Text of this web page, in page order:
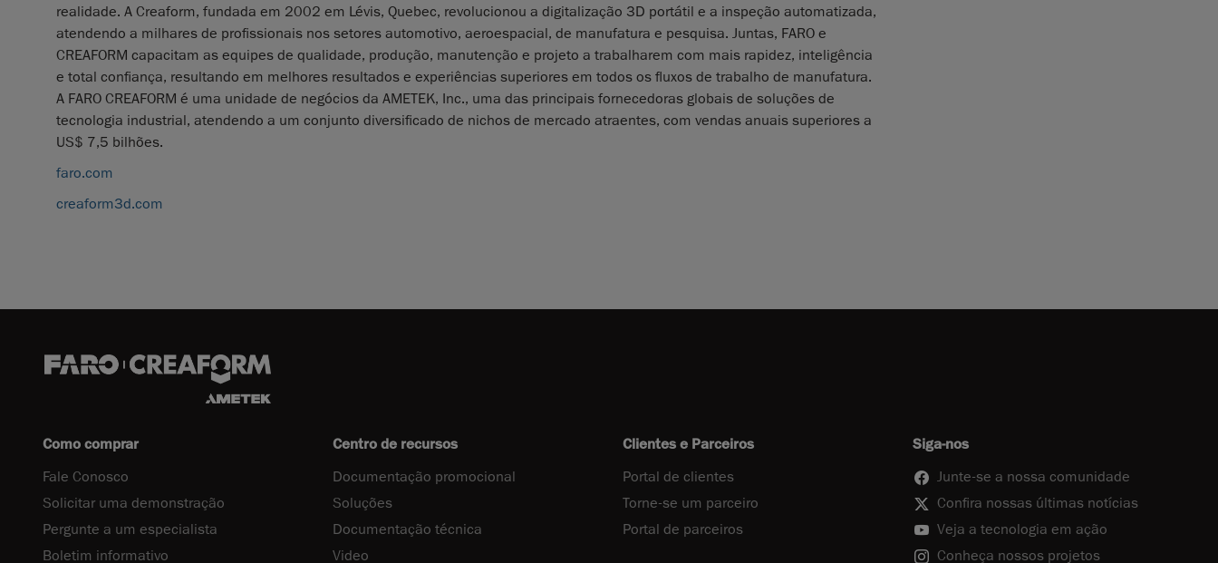
realidade. A Creaform, fundada em 2002 em Lévis, Quebec, revolucionou a digitalização 3D portátil e a inspeção automatizada,
atendendo a milhares de profissionais nos setores automotivo, aeroespacial, de manufatura e pesquisa. Juntas, FARO e
CREAFORM capacitam as equipes de qualidade, produção, manutenção e projeto a trabalharem com mais rapidez, inteligência
e total confiança, resultando em melhores resultados e experiências superiores em todos os fluxos de trabalho de manufatura.
A FARO CREAFORM é uma unidade de negócios da AMETEK, Inc., uma das principais fornecedoras globais de soluções de
tecnologia industrial, atendendo a um conjunto diversificado de nichos de mercado atraentes, com vendas anuais superiores a
US$ 7,5 bilhões.
faro.com
creaform3d.com
Como comprar
Fale Conosco
Solicitar uma demonstração
Pergunte a um especialista
Boletim informativo
Centro de recursos
Documentação promocional
Soluções
Documentação técnica
Video
Clientes e Parceiros
Portal de clientes
Torne-se um parceiro
Portal de parceiros
Siga-nos
Junte-se a nossa comunidade
Confira nossas últimas notícias
Veja a tecnologia em ação
Conheça nossos projetos